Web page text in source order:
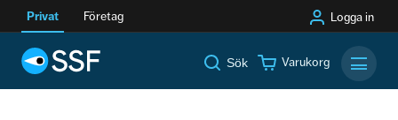
Privat Företag Logga in
Sök Varukorg